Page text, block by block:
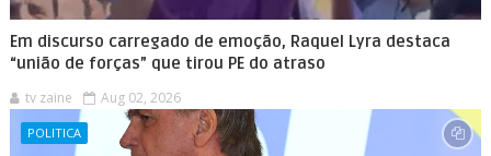
Em discurso carregado de emoção, Raquel Lyra destaca
“união de forças” que tirou PE do atraso
tv zaine Aug 02, 2026
POLITICA